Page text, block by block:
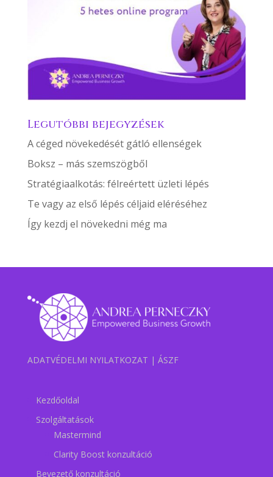
Legutóbbi bejegyzések
A céged növekedését gátló ellenségek
Boksz – más szemszögből
Stratégiaalkotás: félreértett üzleti lépés
Te vagy az első lépés céljaid eléréséhez
Így kezdj el növekedni még ma
ADATVÉDELMI NYILATKOZAT | ÁSZF
Kezdőoldal
Szolgáltatások
Mastermind
Clarity Boost konzultáció
Bevezető konzultáció